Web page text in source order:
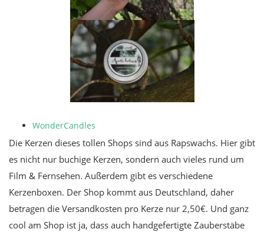
WonderCandles
Die Kerzen dieses tollen Shops sind aus Rapswachs. Hier gibt
es nicht nur buchige Kerzen, sondern auch vieles rund um
Film & Fernsehen. Außerdem gibt es verschiedene
Kerzenboxen. Der Shop kommt aus Deutschland, daher
betragen die Versandkosten pro Kerze nur 2,50€. Und ganz
cool am Shop ist ja, dass auch handgefertigte Zauberstäbe